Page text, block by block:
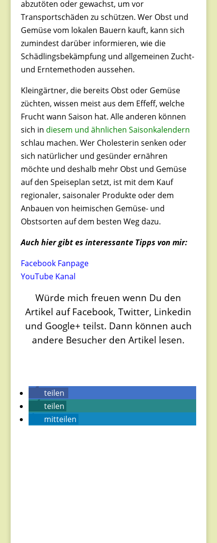
abzutöten oder gewachst, um vor
Transportschäden zu schützen. Wer Obst und
Gemüse vom lokalen Bauern kauft, kann sich
zumindest darüber informieren, wie die
Schädlingsbekämpfung und allgemeinen Zucht-
und Erntemethoden aussehen.
Kleingärtner, die bereits Obst oder Gemüse
züchten, wissen meist aus dem Effeff, welche
Frucht wann Saison hat. Alle anderen können
sich in diesem und ähnlichen Saisonkalendern
schlau machen. Wer Cholesterin senken oder
sich natürlicher und gesünder ernähren
möchte und deshalb mehr Obst und Gemüse
auf den Speiseplan setzt, ist mit dem Kauf
regionaler, saisonaler Produkte oder dem
Anbauen von heimischen Gemüse- und
Obstsorten auf dem besten Weg dazu.
Auch hier gibt es interessante Tipps von mir:
Facebook Fanpage
YouTube Kanal
Würde mich freuen wenn Du den
Artikel auf Facebook, Twitter, Linkedin
und Google+ teilst. Dann können auch
andere Besucher den Artikel lesen.
teilen
teilen
mitteilen